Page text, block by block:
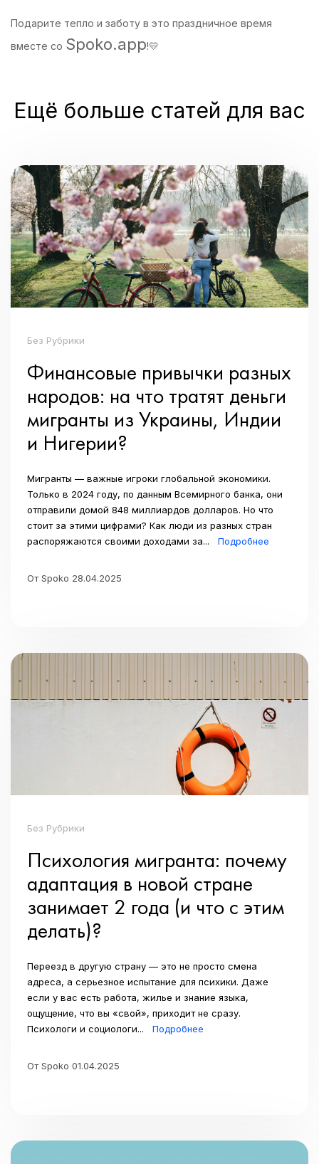
Подарите тепло и заботу в это праздничное время
вместе со Spoko.app!💛
Ещё больше статей для вас
Без Рубрики
Финансовые привычки разных
народов: на что тратят деньги
мигранты из Украины, Индии
и Нигерии?
Мигранты — важные игроки глобальной экономики.
Только в 2024 году, по данным Всемирного банка, они
отправили домой 848 миллиардов долларов. Но что
стоит за этими цифрами? Как люди из разных стран
распоряжаются своими доходами за...
Подробнее
От Spoko 28.04.2025
Без Рубрики
Психология мигранта: почему
адаптация в новой стране
занимает 2 года (и что с этим
делать)?
Переезд в другую страну — это не просто смена
адреса, а серьезное испытание для психики. Даже
если у вас есть работа, жилье и знание языка,
ощущение, что вы «свой», приходит не сразу.
Психологи и социологи...
Подробнее
От Spoko 01.04.2025